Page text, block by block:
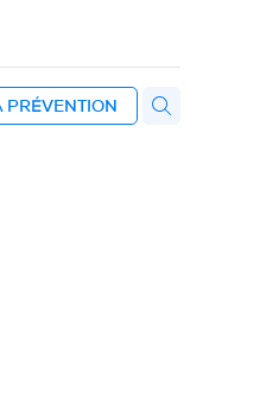
PRÉVENTION